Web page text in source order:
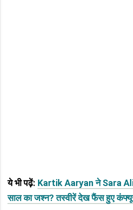
ये भी पढ़ें: Kartik Aaryan ने Sara Ali
साल का जश्न? तस्वीरें देख फैंस हुए